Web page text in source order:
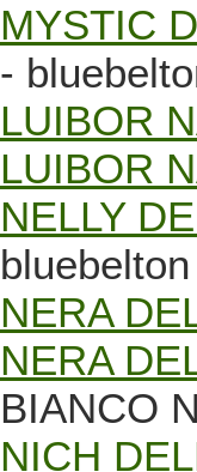
MYSTIC
-
LUIBOR
LUIBOR
NELLY
bluebelton
NERA
NERA
BIANCO
NICH